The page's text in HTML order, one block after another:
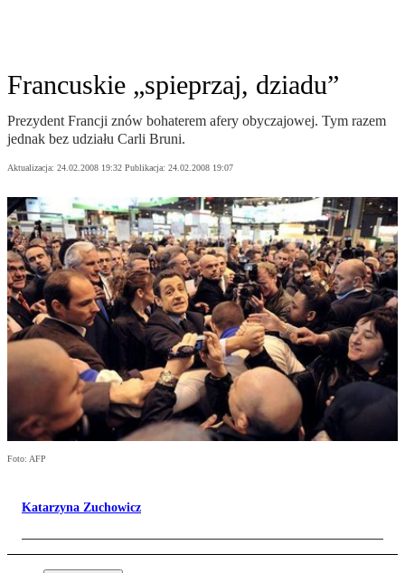
Francuskie „spieprzaj, dziadu”
Prezydent Francji znów bohaterem afery obyczajowej. Tym razem
jednak bez udziału Carli Bruni.
Aktualizacja: 24.02.2008 19:32 Publikacja: 24.02.2008 19:07
Foto: AFP
Katarzyna Zuchowicz